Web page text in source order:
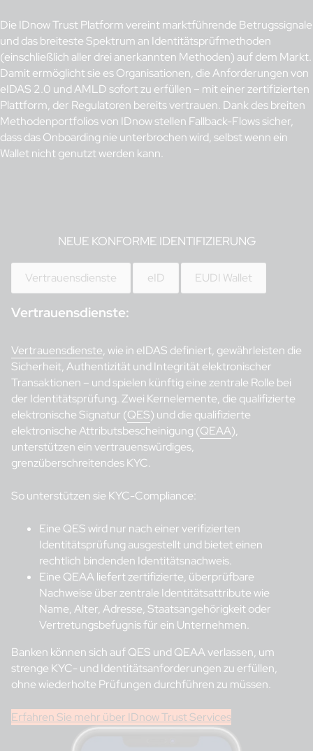
Die IDnow Trust Platform vereint marktführende Betrugssignale
und das breiteste Spektrum an Identitätsprüfmethoden
(einschließlich aller drei anerkannten Methoden) auf dem Markt.
Damit ermöglicht sie es Organisationen, die Anforderungen von
eIDAS 2.0 und AMLD sofort zu erfüllen – mit einer zertifizierten
Plattform, der Regulatoren bereits vertrauen. Dank des breiten
Methodenportfolios von IDnow stellen Fallback-Flows sicher,
dass das Onboarding nie unterbrochen wird, selbst wenn ein
Wallet nicht genutzt werden kann.
NEUE KONFORME IDENTIFIZIERUNG
Vertrauensdienste eID EUDI Wallet
Vertrauensdienste:
Vertrauensdienste, wie in eIDAS definiert, gewährleisten die
Sicherheit, Authentizität und Integrität elektronischer
Transaktionen – und spielen künftig eine zentrale Rolle bei
der Identitätsprüfung. Zwei Kernelemente, die qualifizierte
elektronische Signatur (QES) und die qualifizierte
elektronische Attributsbescheinigung (QEAA),
unterstützen ein vertrauenswürdiges,
grenzüberschreitendes KYC.
So unterstützen sie KYC-Compliance:
Eine QES wird nur nach einer verifizierten
Identitätsprüfung ausgestellt und bietet einen
rechtlich bindenden Identitätsnachweis.
Eine QEAA liefert zertifizierte, überprüfbare
Nachweise über zentrale Identitätsattribute wie
Name, Alter, Adresse, Staatsangehörigkeit oder
Vertretungsbefugnis für ein Unternehmen.
Banken können sich auf QES und QEAA verlassen, um
strenge KYC- und Identitätsanforderungen zu erfüllen,
ohne wiederholte Prüfungen durchführen zu müssen.
Erfahren Sie mehr über IDnow Trust Services